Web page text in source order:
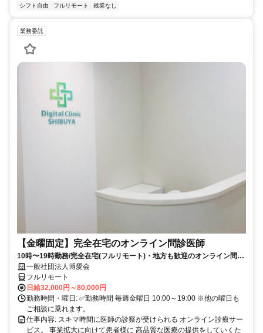
シフト自由 フルリモート 残業なし
業務委託
【金曜固定】完全在宅のオンライン問診医師
10時〜19時勤務/完全在宅(フルリモート)・地方も歓迎のオンライン問診
業務一般社団法人博愛会
フルリモート
日給32,000円～80,000円
勤務時間・曜日: ✅勤務時間 毎週金曜日 10:00～19:00 ※他の曜日も
ご相談に乗れます。
仕事内容: スキマ時間に医師の診察が受けられる オンライン診療サー
ビス。 事業拡大に向けて患者様に 高品質な医療の提供をしていくた